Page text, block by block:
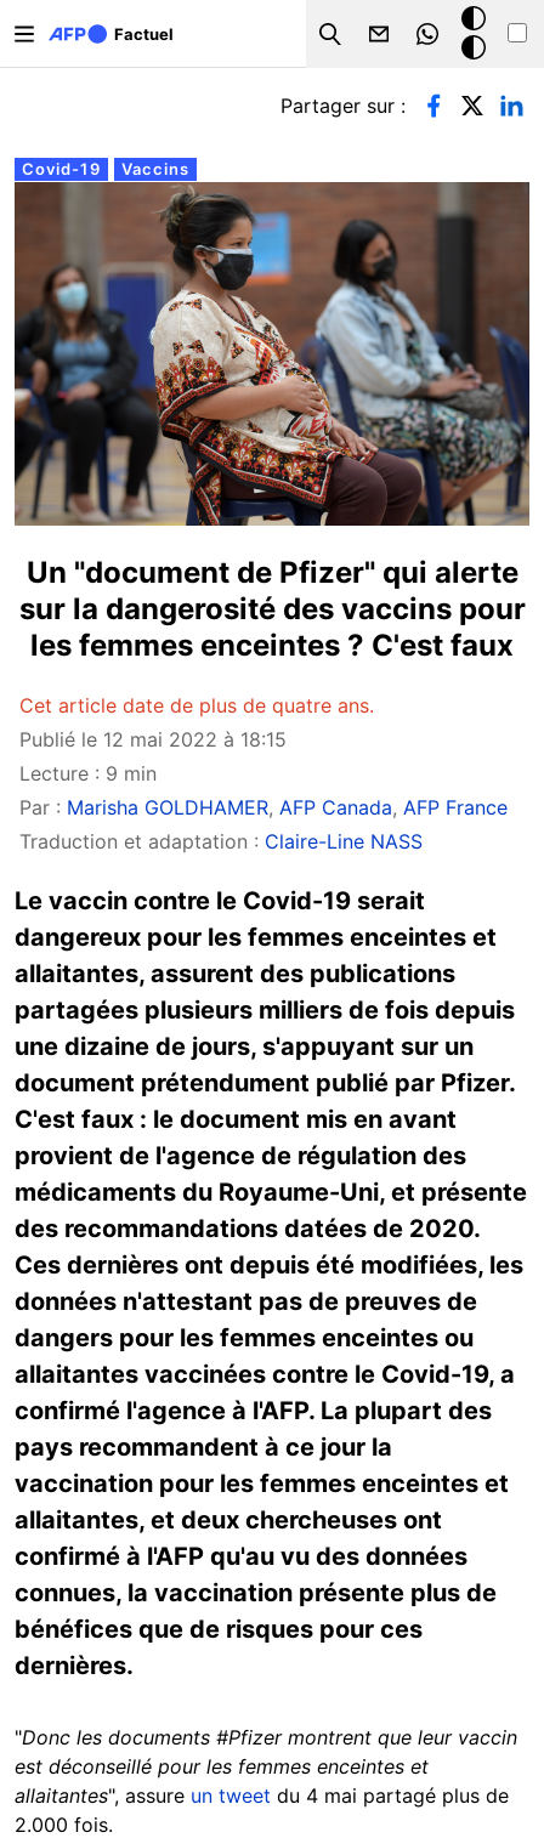
Factuel
Search
Mode
sombre
Onglets principaux
Covid-19 Vaccins
Partager sur :
Un "document de Pfizer" qui alerte
sur la dangerosité des vaccins pour
les femmes enceintes ? C'est faux
Cet article date de plus de quatre ans.
Publié le 12 mai 2022 à 18:15
Lecture : 9 min
Par : Marisha GOLDHAMER, AFP Canada, AFP France
Traduction et adaptation : Claire-Line NASS
Le vaccin contre le Covid-19 serait
dangereux pour les femmes enceintes et
allaitantes, assurent des publications
partagées plusieurs milliers de fois depuis
une dizaine de jours, s'appuyant sur un
document prétendument publié par Pfizer.
C'est faux : le document mis en avant
provient de l'agence de régulation des
médicaments du Royaume-Uni, et présente
des recommandations datées de 2020.
Ces dernières ont depuis été modifiées, les
données n'attestant pas de preuves de
dangers pour les femmes enceintes ou
allaitantes vaccinées contre le Covid-19, a
confirmé l'agence à l'AFP. La plupart des
pays recommandent à ce jour la
vaccination pour les femmes enceintes et
allaitantes, et deux chercheuses ont
confirmé à l'AFP qu'au vu des données
connues, la vaccination présente plus de
bénéfices que de risques pour ces
dernières.
"Donc les documents #Pfizer montrent que leur vaccin
est déconseillé pour les femmes enceintes et
allaitantes", assure un tweet du 4 mai partagé plus de
2.000 fois.